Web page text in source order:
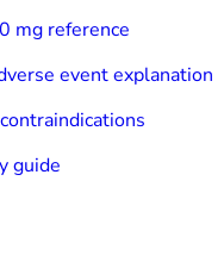
mg reference
event explanation
guide